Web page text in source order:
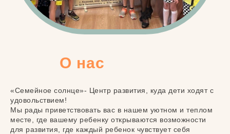
О нас
«Семейное солнце»- Центр развития, куда дети ходят с
удовольствием!
Мы рады приветствовать вас в нашем уютном и теплом
месте, где вашему ребенку открываются возможности
для развития, где каждый ребенок чувствует себя